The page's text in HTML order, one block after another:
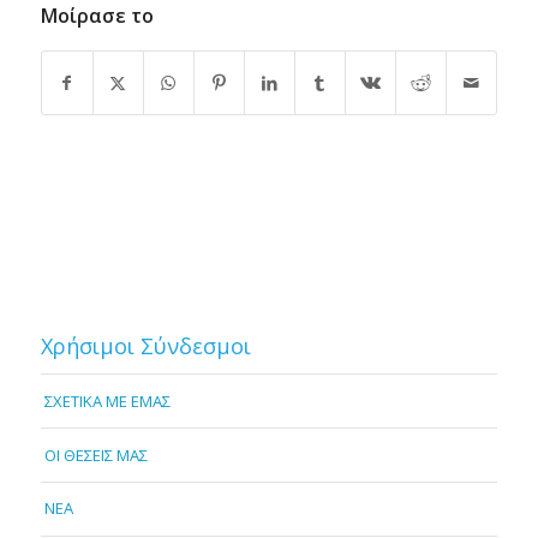
Μοίρασε το
Χρήσιμοι Σύνδεσμοι
ΣΧΕΤΙΚΑ ΜΕ ΕΜΑΣ
OI ΘΕΣΕΙΣ ΜΑΣ
NEA